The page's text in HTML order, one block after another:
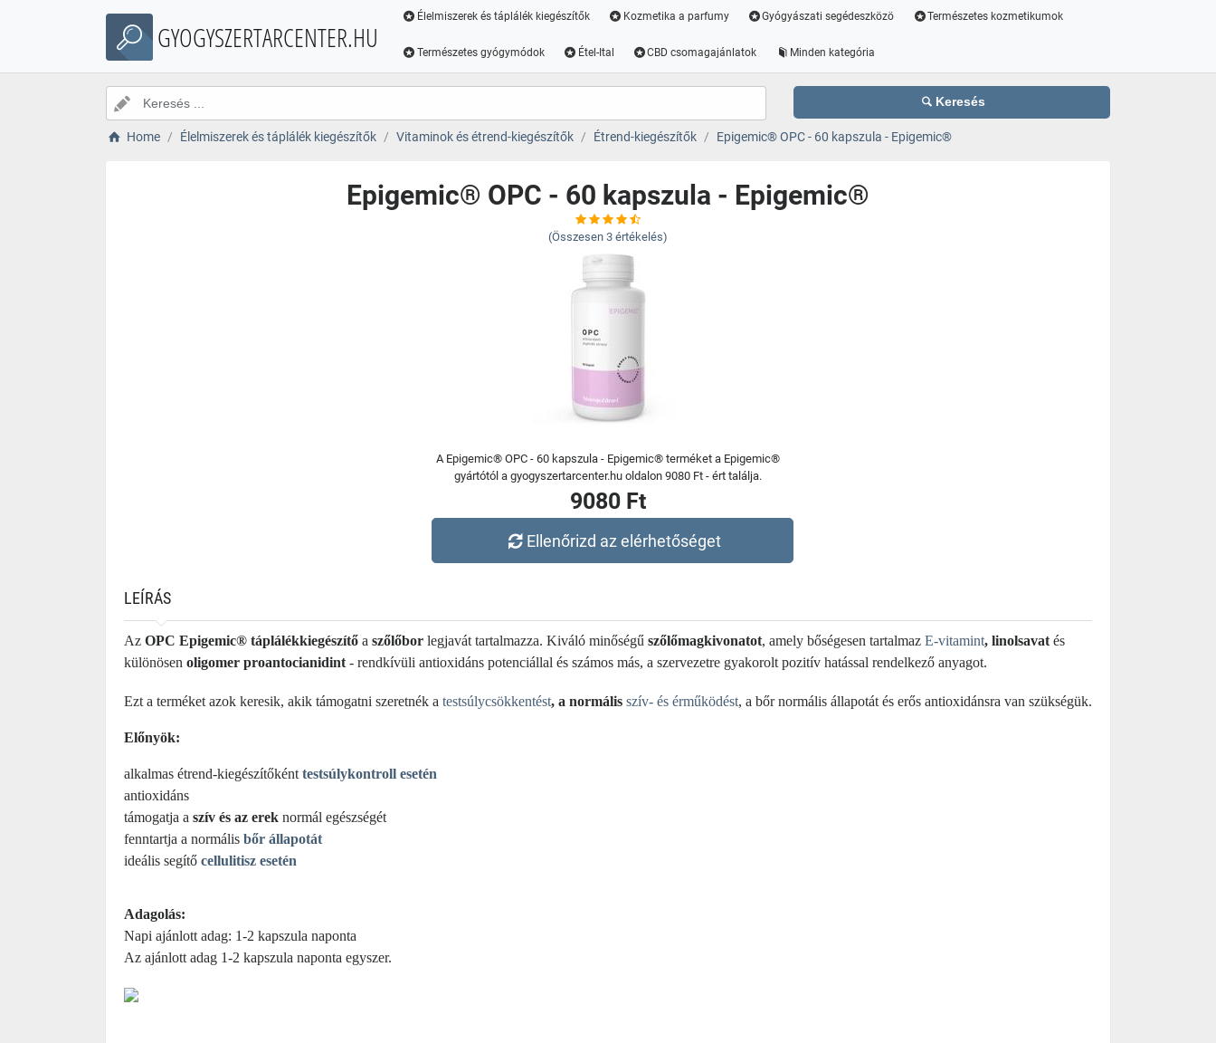
GYOGYSZERTARCENTER.HU
Élelmiszerek és táplálék kiegészítők Kozmetika a parfumy Gyógyászati segédeszközö Természetes kozmetikumok
Természetes gyógymódok Étel-Ital CBD csomagajánlatok Minden kategória
Keresés
Home Élelmiszerek és táplálék kiegészítők Vitaminok és étrend-kiegészítők Étrend-kiegészítők Epigemic® OPC - 60 kapszula - Epigemic®
Epigemic® OPC - 60 kapszula - Epigemic®
(Összesen 3 értékelés)
A Epigemic® OPC - 60 kapszula - Epigemic® terméket a Epigemic®
gyártótól a gyogyszertarcenter.hu oldalon 9080 Ft - ért találja.
9080 Ft
Ellenőrizd az elérhetőséget
LEÍRÁS
Az OPC Epigemic® táplálékkiegészítő a szőlőbor legjavát tartalmazza. Kiváló minőségű szőlőmagkivonatot, amely bőségesen tartalmaz E-vitamint, linolsavat és
különösen oligomer proantocianidint - rendkívüli antioxidáns potenciállal és számos más, a szervezetre gyakorolt pozitív hatással rendelkező anyagot.
Ezt a terméket azok keresik, akik támogatni szeretnék a testsúlycsökkentést, a normális szív- és érműködést, a bőr normális állapotát és erős antioxidánsra van szükségük.
Előnyök:
alkalmas étrend-kiegészítőként testsúlykontroll esetén
antioxidáns
támogatja a szív és az erek normál egészségét
fenntartja a normális bőr állapotát
ideális segítő cellulitisz esetén
Adagolás:
Napi ajánlott adag: 1-2 kapszula naponta
Az ajánlott adag 1-2 kapszula naponta egyszer.